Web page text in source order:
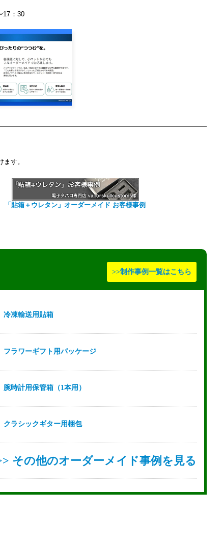
17：30
す。
「貼箱＋ウレタン」オーダーメイド お客様事例